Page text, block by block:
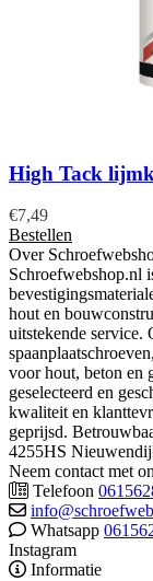
High Tack
€7,49
Bestellen
Over
Schroefwebshop.nl
hout en
uitstekende service.
voor hout, beton en
geselecteerd en
kwaliteit en
geprijsd.
4255HS
Neem contact met
Telefoon
Whatsapp
Instagram
Informatie